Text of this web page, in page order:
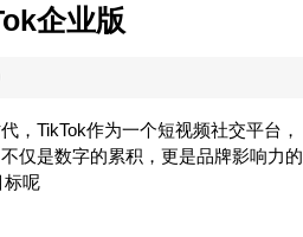
受
阻
企业版
怎
么
，TikTok作为一个短视频社交平台，
仅是数字的累积，更是品牌影响力的
标呢